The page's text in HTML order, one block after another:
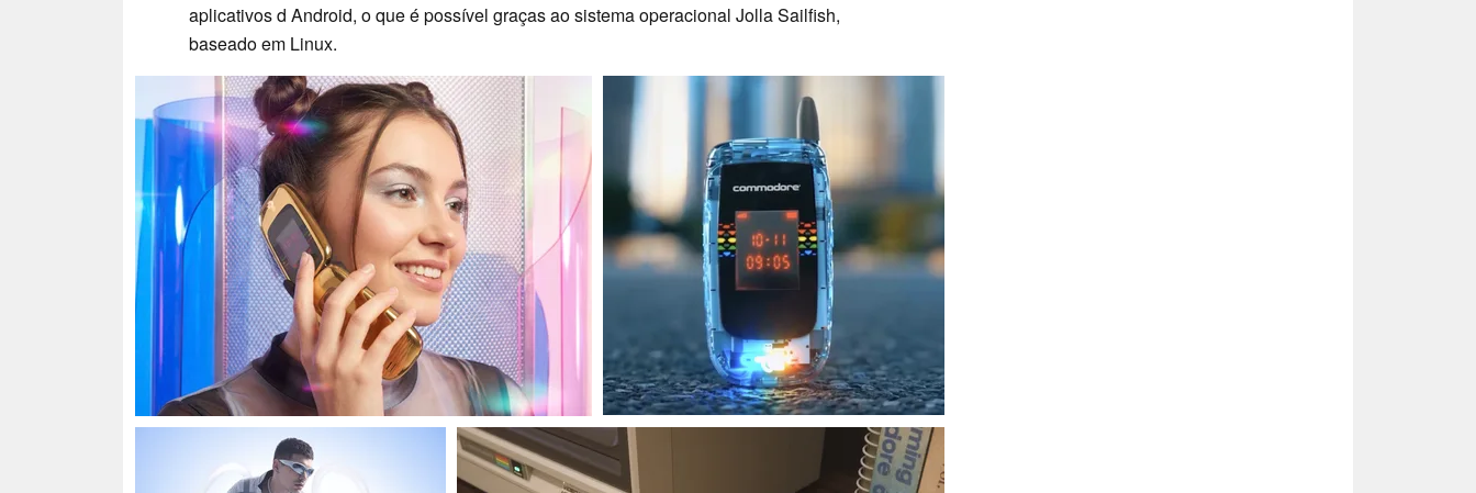
aplicativos d Android, o que é possível graças ao sistema operacional Jolla Sailfish,
baseado em Linux.